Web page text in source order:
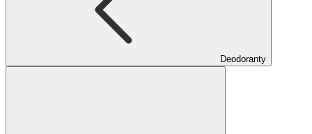
Deodoranty